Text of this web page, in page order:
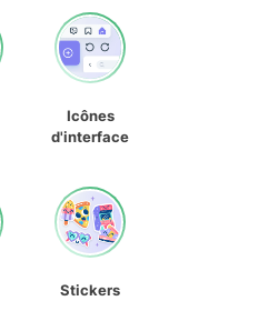
Icônes
d'interface
Stickers